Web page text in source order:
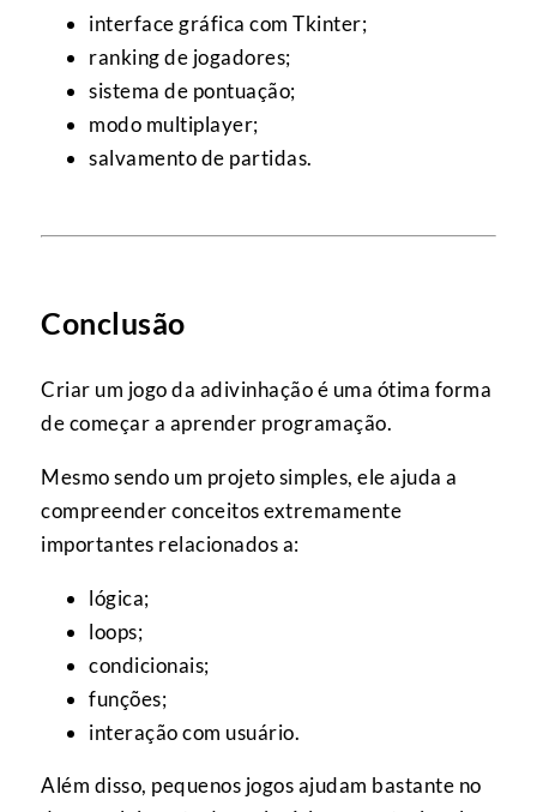
interface gráfica com Tkinter;
ranking de jogadores;
sistema de pontuação;
modo multiplayer;
salvamento de partidas.
Conclusão
Criar um jogo da adivinhação é uma ótima forma
de começar a aprender programação.
Mesmo sendo um projeto simples, ele ajuda a
compreender conceitos extremamente
importantes relacionados a:
lógica;
loops;
condicionais;
funções;
interação com usuário.
Além disso, pequenos jogos ajudam bastante no